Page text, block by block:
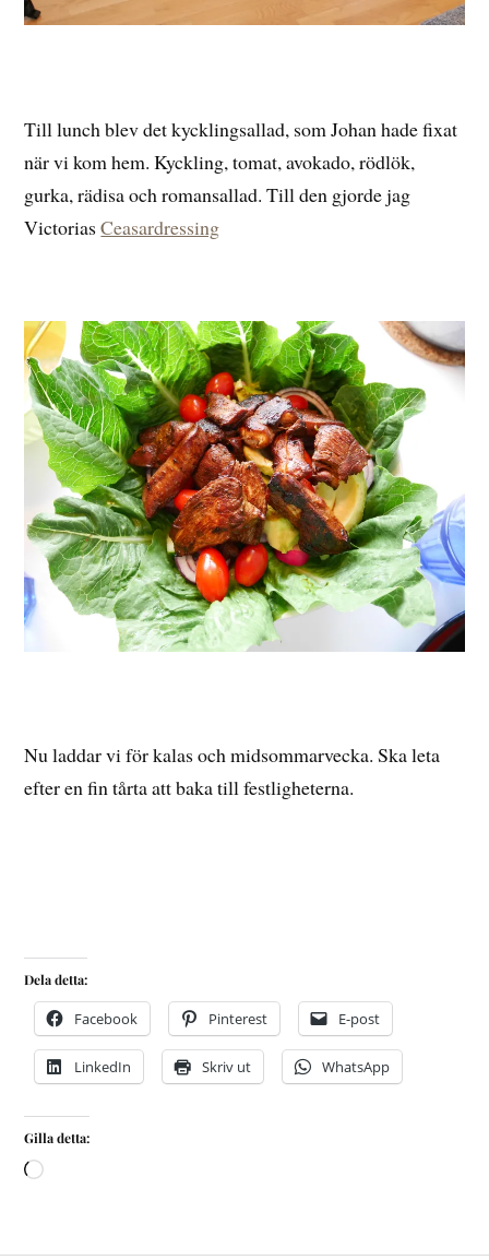
Till lunch blev det kycklingsallad, som Johan hade fixat
när vi kom hem. Kyckling, tomat, avokado, rödlök,
gurka, rädisa och romansallad. Till den gjorde jag
VictoriasCeasardressing
Nu laddar vi för kalas och midsommarvecka. Ska leta
efter en fin tårta att baka till festligheterna.
Dela detta:
Facebook Pinterest E-post
LinkedIn Skriv ut WhatsApp
Gilla detta: